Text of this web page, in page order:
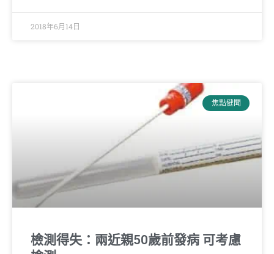
2018年6月14日
焦點健聞
檢測得失：兩近親50歲前發病 可考慮